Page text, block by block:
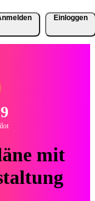
Einloggen
mit